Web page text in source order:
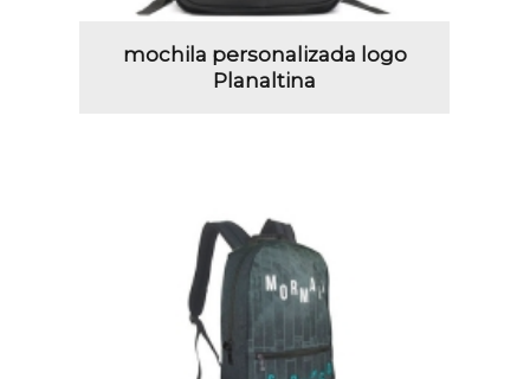
mochila personalizada logo
Planaltina